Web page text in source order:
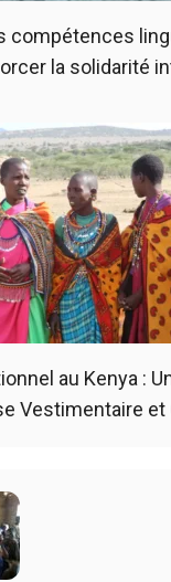
compétences
la solidarité
au Kenya :
Vestimentaire et